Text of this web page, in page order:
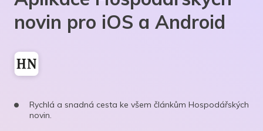
novin pro iOS a Android
Rychlá a snadná cesta ke všem článkům Hospodářských
novin.